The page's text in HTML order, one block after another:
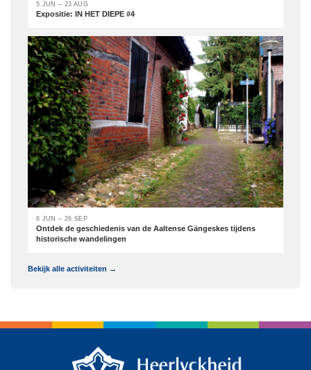
5 JUN – 23 AUG
Expositie: IN HET DIEPE #4
6 JUN – 26 SEP
Ontdek de geschiedenis van de Aaltense Gängeskes tijdens
historische wandelingen
Bekijk alle activiteiten →